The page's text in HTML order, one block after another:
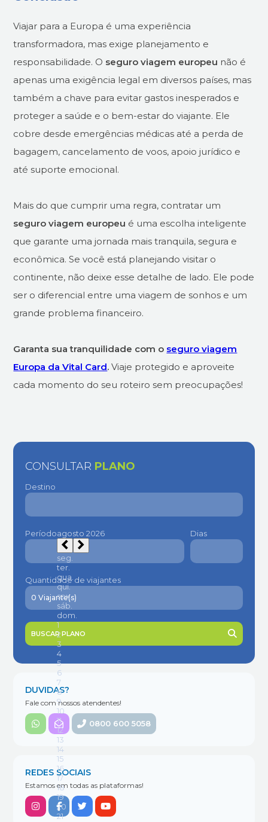
Viajar para a Europa é uma experiência
transformadora, mas exige planejamento e
responsabilidade. O seguro viagem europeu não é
apenas uma exigência legal em diversos países, mas
também a chave para evitar gastos inesperados e
proteger a saúde e o bem-estar do viajante. Ele
cobre desde emergências médicas até a perda de
bagagem, cancelamento de voos, apoio jurídico e
até suporte emocional.
Mais do que cumprir uma regra, contratar um
seguro viagem europeu é uma escolha inteligente
que garante uma jornada mais tranquila, segura e
econômica. Se você está planejando visitar o
continente, não deixe esse detalhe de lado. Ele pode
ser o diferencial entre uma viagem de sonhos e um
grande problema financeiro.
Garanta sua tranquilidade com o seguro viagem
Europa da Vital Card. Viaje protegido e aproveite
cada momento do seu roteiro sem preocupações!
CONSULTAR PLANO
Destino
Período Dias
Quantidade de viajantes
BUSCAR PLANO
DUVIDAS?
Fale com nossos atendentes!
0800 600 5058
REDES SOCIAIS
Estamos em todas as plataformas!